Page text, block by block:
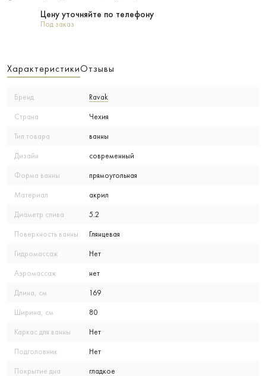
Под заказ
Цену уточняйте по телефону
ХарактеристикиОтзывы
Бренд Ravak
Страна Чехия
Тип товара ванны
Дизайн современный
Форма ванны прямоугольная
Материал акрил
Диаметр слива 5.2
Поверхность ванны Глянцевая
Гидромассаж Нет
Аэромассаж нет
Длина, см 169
Ширина, см 80
Каркас для ванны Нет
Подголовник Нет
Покрытие дна гладкое